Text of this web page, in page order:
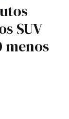
SUV
menos